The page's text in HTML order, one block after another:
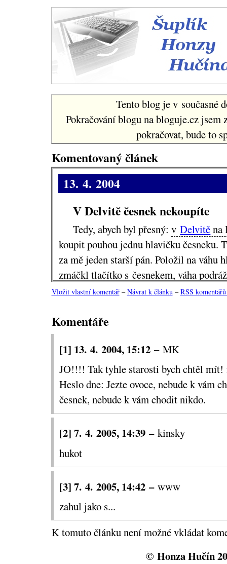
Tento blog je v současné
Pokračování blogu na bloguje.cz jsem
pokračovat, bude to
Komentovaný článek
13. 4. 2004
V Delvitě česnek nekoupíte
Tedy, abych byl přesný:vDelvitěna
koupit pouhou jednu hlavičku česneku.
za mě jeden starší pán. Položil na váhu
zmáčkl tlačítko s česnekem, váha
Zkusil to podruhé, potřetí. Fronta za
zelinář.
pět deka, tak to zlobí." Pánova hlavička
něco přes tři.
Takže když mi bude chybět česnek
když na měněco poleze, musím kvůli
další česnek a váha byla spokojena,
Ale já už mám jasno, kam se půjdu
potřebovat ventil:-).
Vložit vlastní komentář–Návrat k článku–RSS
Komentáře
[1] 13. 4. 2004, 15:12 – MK
JO!!!! Tak tyhle starosti bych chtěl
Heslo dne: Jezte ovoce, nebude k vám
česnek, nebude k vám chodit nikdo.
[2] 7. 4. 2005, 14:39 – kinsky
hukot
[3] 7. 4. 2005, 14:42 – www
zahul jako s...
K tomuto článku není možné vkládat
© Honza Hučín